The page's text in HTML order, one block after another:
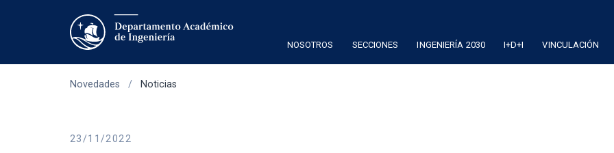
NOSOTROS SECCIONES INGENIERÍA 2030 I+D+I VINCULACIÓN
Novedades / Noticias
23/11/2022